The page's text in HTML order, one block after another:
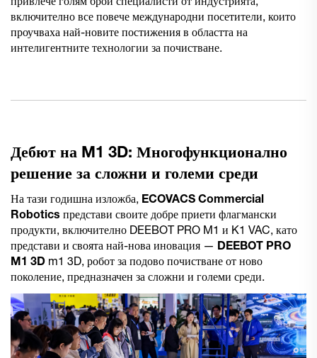
привлече голям брой специалисти от индустрията,
включително все повече международни посетители, които
проучваха най-новите постижения в областта на
интелигентните технологии за почистване.
Дебют на M1 3D: Многофункционално
решение за сложни и големи среди
На тази годишна изложба, ECOVACS Commercial
Robotics представи своите добре приети флагмански
продукти, включително DEEBOT PRO M1 и K1 VAC, като
представи и своята най-нова иновация — DEEBOT PRO
M1 3D m1 3D, робот за подово почистване от ново
поколение, предназначен за сложни и големи среди.